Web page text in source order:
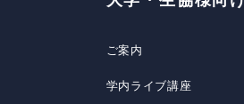
ご案内
学内ライブ講座